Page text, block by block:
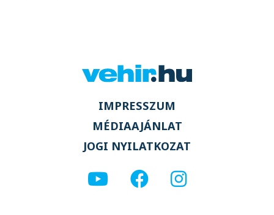
IMPRESSZUM
MÉDIAAJÁNLAT
JOGI NYILATKOZAT